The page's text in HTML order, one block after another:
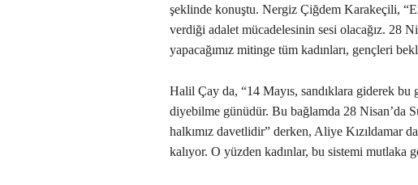
şeklinde konuştu. Nergiz Çiğdem Karakeçili,
verdiği adalet mücadelesinin sesi olacağız. 28
yapacağımız mitinge tüm kadınları, gençleri
Halil Çay da, “14 Mayıs, sandıklara giderek
diyebilme günüdür. Bu bağlamda 28 Nisan’da
halkımız davetlidir” derken, Aliye Kızıldamar
kalıyor. O yüzden kadınlar, bu sistemi mutlaka